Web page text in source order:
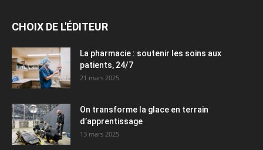
CHOIX DE L'ÉDITEUR
La pharmacie : soutenir les soins aux
patients, 24/7
21 mars 2025
On transforme la glace en terrain
d’apprentissage
13 mars 2025